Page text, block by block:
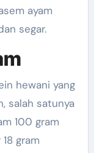
ayam
segar.
hewani yang
salah satunya
100 gram
gram